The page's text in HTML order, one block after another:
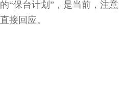
“保台计划”，是当前，注意
接回应。